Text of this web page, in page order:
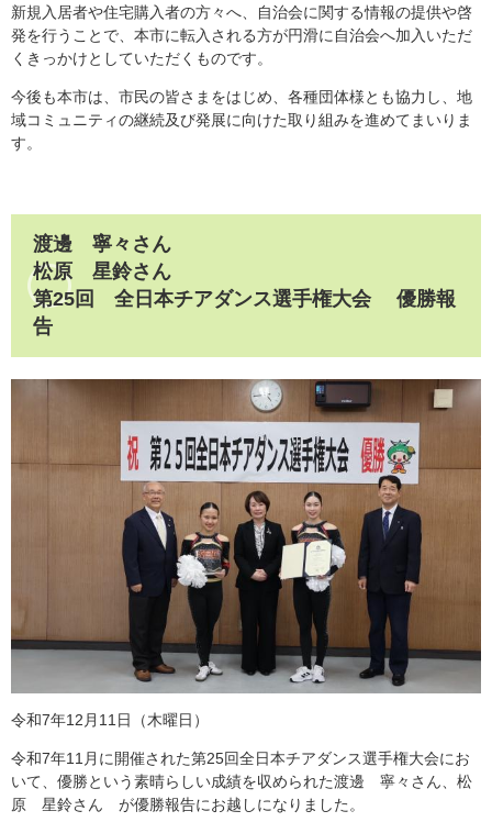
新規入居者や住宅購入者の方々へ、自治会に関する情報の提供や啓
発を行うことで、本市に転入される方が円滑に自治会へ加入いただ
くきっかけとしていただくものです。
今後も本市は、市民の皆さまをはじめ、各種団体様とも協力し、地
域コミュニティの継続及び発展に向けた取り組みを進めてまいりま
す。
渡邊 寧々さん
松原 星鈴さん
第25回 全日本チアダンス選手権大会 優勝報
告
令和7年12月11日（木曜日）
令和7年11月に開催された第25回全日本チアダンス選手権大会にお
いて、優勝という素晴らしい成績を収められた渡邊 寧々さん、松
原 星鈴さん が優勝報告にお越しになりました。